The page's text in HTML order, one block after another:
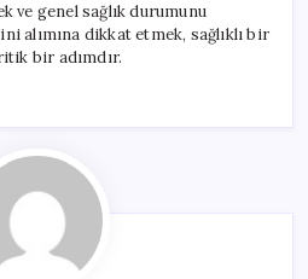
ve genel sağlık durumunu
alımına dikkat etmek, sağlıklı bir
bir adımdır.